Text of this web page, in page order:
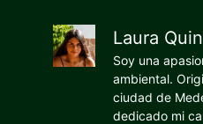
Laura
Soy una
ambiental.
ciudad de
dedicado mi